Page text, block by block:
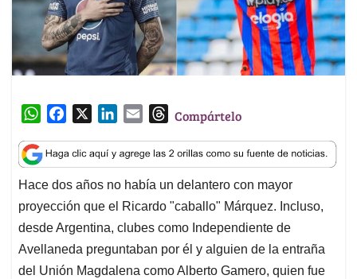
W
a
t
s
A
p
p
c
e
b
o
o
k
n
k
e
d
I
n
a
i
l
T
r
e
a
d
s
Compártelo
Hace dos años no había un delantero con mayor
proyección que el Ricardo "caballo" Márquez. Incluso,
desde Argentina, clubes como Independiente de
Avellaneda preguntaban por él y alguien de la entraña
del Unión Magdalena como Alberto Gamero, quien fue